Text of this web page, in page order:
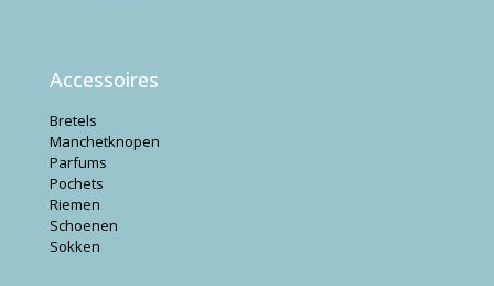
Accessoires
Bretels
Manchetknopen
Parfums
Pochets
Riemen
Schoenen
Sokken